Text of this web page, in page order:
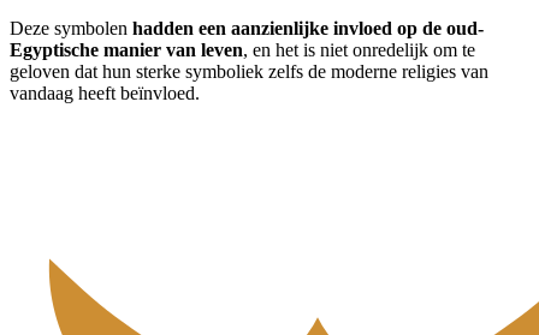
Deze symbolen hadden een aanzienlijke invloed op de oud-
Egyptische manier van leven, en het is niet onredelijk om te
geloven dat hun sterke symboliek zelfs de moderne religies van
vandaag heeft beïnvloed.